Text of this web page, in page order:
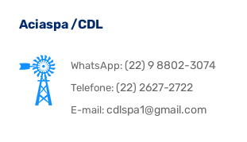
Aciaspa /CDL
WhatsApp:(22) 9 8802-3074
Telefone:(22) 2627-2722
E-mail:cdlspa1@gmail.com